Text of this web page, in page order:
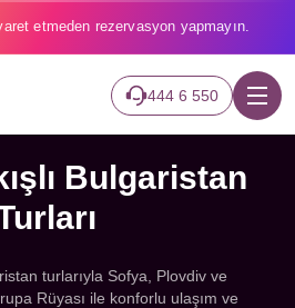
etmeden rezervasyon yapmayın.
444 6 550
Bulgaristan
turlarıyla Sofya, Plovdiv ve
Rüyası ile konforlu ulaşım ve